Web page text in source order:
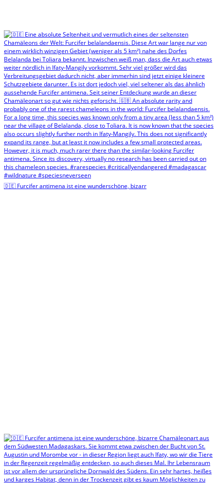
🇩🇪 Furcifer antimena ist eine wunderschöne, bizarr